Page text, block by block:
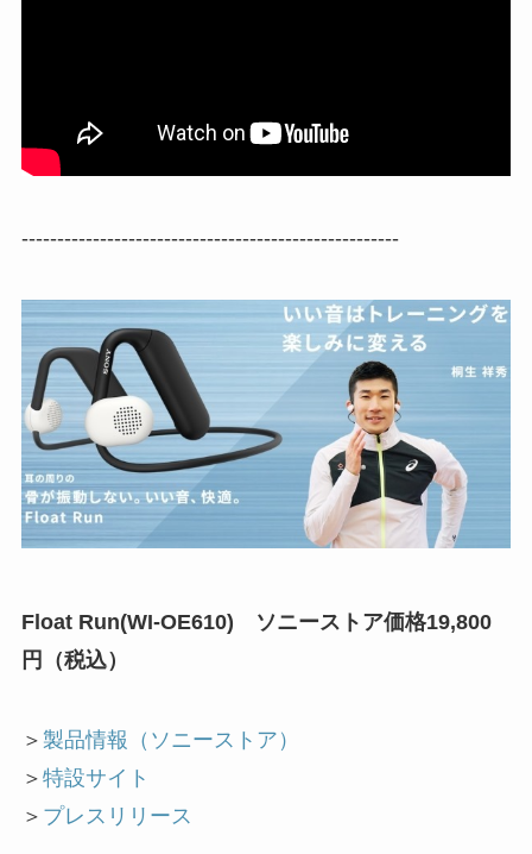
-----------------------------------------------------
Float Run(WI-OE610) ソニーストア価格19,800
円（税込）
＞ 製品情報（ソニーストア）
＞ 特設サイト
＞ プレスリリース